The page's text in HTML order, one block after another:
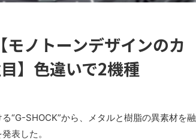
ノトーンデザインのカ
】色違いで2機種
“G-SHOCK”から、メタルと樹脂の異素材を融
表した。